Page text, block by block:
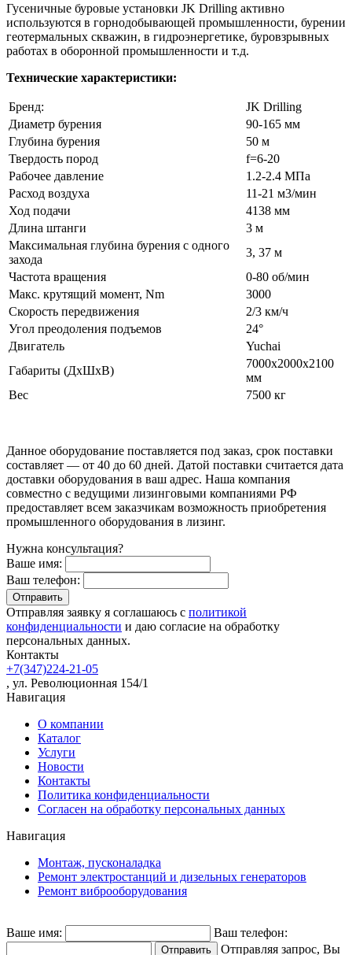
Гусеничные буровые установки JK Drilling активно
используются в горнодобывающей промышленности, бурении
геотермальных скважин, в гидроэнергетике, буровзрывных
работах в оборонной промышленности и т.д.
Технические характеристики:
Бренд:
JK Drilling
Диаметр бурения
90-165 мм
Глубина бурения
50 м
Твердость пород
f=6-20
Рабочее давление
1.2-2.4 МПа
Расход воздуха
11-21 м3/мин
Ход подачи
4138 мм
Длина штанги
3 м
Максимальная глубина бурения с одного
захода
3, 37 м
Частота вращения
0-80 об/мин
Макс. крутящий момент, Nm
3000
Скорость передвижения
2/3 км/ч
Угол преодоления подъемов
24°
Двигатель
Yuchai
Габариты (ДхШхВ)
7000х2000х2100
мм
Вес
7500 кг
Данное оборудование поставляется под заказ, срок поставки
составляет — от 40 до 60 дней. Датой поставки считается дата
доставки оборудования в ваш адрес. Наша компания
совместно с ведущими лизинговыми компаниями РФ
предоставляет всем заказчикам возможность приобретения
промышленного оборудования в лизинг.
Нужна консультация?
Ваше имя:
Ваш телефон:
Отправляя заявку я соглашаюсь с политикой
конфиденциальности и даю согласие на обработку
персональных данных.
Контакты
+7(347)224-21-05
, ул. Революционная 154/1
Навигация
О компании
Каталог
Услуги
Новости
Контакты
Политика конфиденциальности
Согласен на обработку персональных данных
Навигация
Монтаж, пусконаладка
Ремонт электростанций и дизельных генераторов
Ремонт виброоборудования
Ваше имя:
Ваш телефон:
Отправляя запрос, Вы